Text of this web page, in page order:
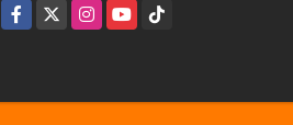
Facebook
X InstagramYouTubeTikTok